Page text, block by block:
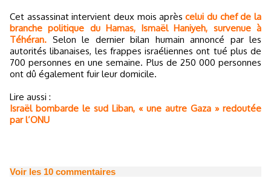
Cet assassinat intervient deux mois aprèscelui du chef de la
branche politique du Hamas, Ismaël Haniyeh, survenue à
Téhéran. Selon le dernier bilan humain annoncé par les
autorités libanaises, les frappes israéliennes ont tué plus de
700 personnes en une semaine. Plus de 250 000 personnes
ont dû également fuir leur domicile.
Lire aussi :
Israël bombarde le sud Liban, « une autre Gaza » redoutée
par l’ONU
Voir les 10 commentaires